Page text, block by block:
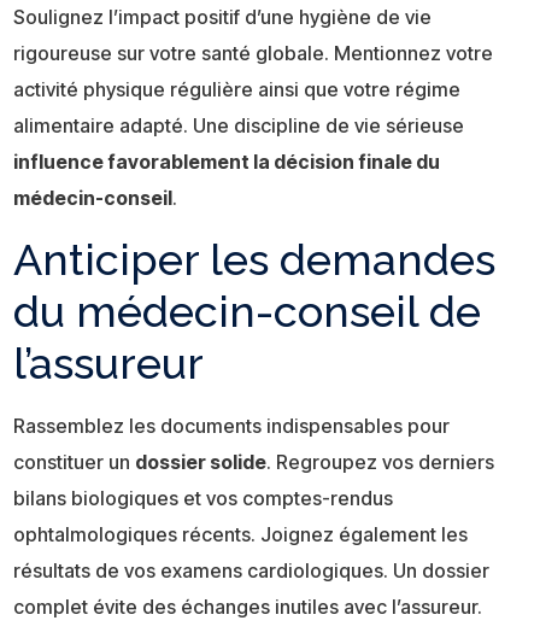
Soulignez l’impact positif d’une hygiène de vie
rigoureuse sur votre santé globale. Mentionnez votre
activité physique régulière ainsi que votre régime
alimentaire adapté. Une discipline de vie sérieuse
influence favorablement la décision finale du
médecin-conseil.
Anticiper les demandes
du médecin-conseil de
l’assureur
Rassemblez les documents indispensables pour
constituer un dossier solide. Regroupez vos derniers
bilans biologiques et vos comptes-rendus
ophtalmologiques récents. Joignez également les
résultats de vos examens cardiologiques. Un dossier
complet évite des échanges inutiles avec l’assureur.